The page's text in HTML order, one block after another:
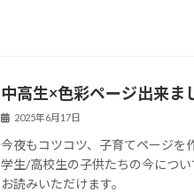
中高生×色彩ページ出来ま
2025年6月17日
今夜もコツコツ、子育てページを
学生/高校生の子供たちの今につ
お読みいただけます。